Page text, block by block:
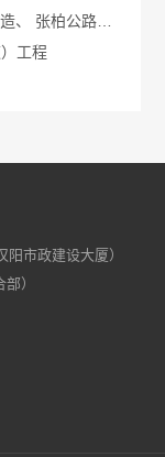
上一篇：金山大道（九通路至机场路） 改造、 张柏公路改建工程 PPP 项目
工程
市政建设大厦）
）